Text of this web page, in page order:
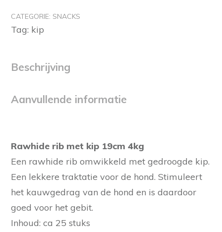
kip
19cm
stuk
CATEGORIE: SNACKS
Tag: kip
Beschrijving
Aanvullende informatie
Rawhide rib met kip 19cm 4kg
Een rawhide rib omwikkeld met gedroogde kip.
Een lekkere traktatie voor de hond. Stimuleert
het kauwgedrag van de hond en is daardoor
goed voor het gebit.
Inhoud: ca 25 stuks